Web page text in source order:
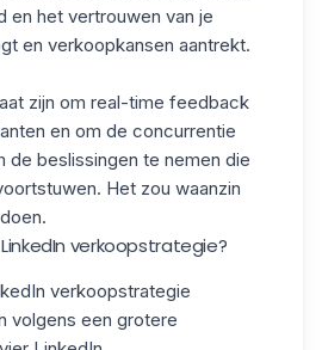
en het vertrouwen van je
en verkoopkansen aantrekt.
zijn om real-time feedback
en om de concurrentie
de beslissingen te nemen die
Het zou waanzin
verkoopstrategie?
verkoopstrategie
volgens een grotere